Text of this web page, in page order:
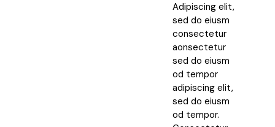
Adipiscing elit,
sed do eiusm
consectetur
aonsectetur
sed do eiusm
od tempor
adipiscing elit,
sed do eiusm
od tempor.